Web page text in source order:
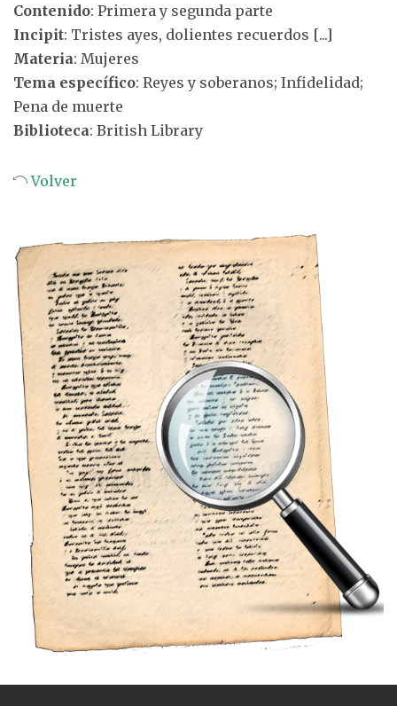
Contenido: Primera y segunda parte
Incipit: Tristes ayes, dolientes recuerdos [...]
Materia: Mujeres
Tema específico: Reyes y soberanos; Infidelidad;
Pena de muerte
Biblioteca: British Library
Volver